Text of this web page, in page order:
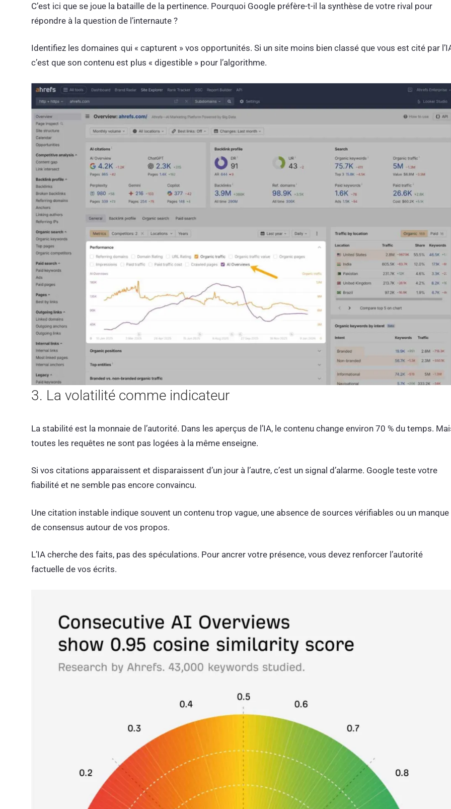
C’est ici que se joue la bataille de la pertinence. Pourquoi Google préfère-t-il la synthèse de votre rival pour
répondre à la question de l’internaute ?
Identifiez les domaines qui « capturent » vos opportunités. Si un site moins bien classé que vous est cité par
c’est que son contenu est plus « digestible » pour l’algorithme.
3. La volatilité comme indicateur
La stabilité est la monnaie de l’autorité. Dans les aperçus de l’IA, le contenu change environ 70 % du temps.
toutes les requêtes ne sont pas logées à la même enseigne.
Si vos citations apparaissent et disparaissent d’un jour à l’autre, c’est un signal d’alarme. Google teste votre
fiabilité et ne semble pas encore convaincu.
Une citation instable indique souvent un contenu trop vague, une absence de sources vérifiables ou un manque
de consensus autour de vos propos.
L’IA cherche des faits, pas des spéculations. Pour ancrer votre présence, vous devez renforcer l’autorité
factuelle de vos écrits.